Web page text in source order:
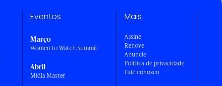
Eventos
Março
Women to Watch Summit
Abril
Mídia Master
Mais
Assine
Renove
Anuncie
Política de privacidade
Fale conosco